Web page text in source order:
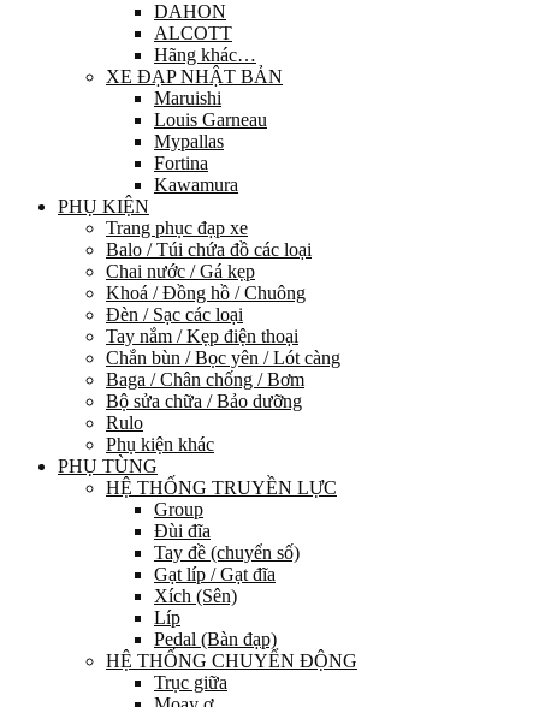
DAHON
ALCOTT
Hãng khác…
XE ĐẠP NHẬT BẢN
Maruishi
Louis Garneau
Mypallas
Fortina
Kawamura
PHỤ KIỆN
Trang phục đạp xe
Balo / Túi chứa đồ các loại
Chai nước / Gá kẹp
Khoá / Đồng hồ / Chuông
Đèn / Sạc các loại
Tay nắm / Kẹp điện thoại
Chắn bùn / Bọc yên / Lót càng
Baga / Chân chống / Bơm
Bộ sửa chữa / Bảo dưỡng
Rulo
Phụ kiện khác
PHỤ TÙNG
HỆ THỐNG TRUYỀN LỰC
Group
Đùi đĩa
Tay đề (chuyển số)
Gạt líp / Gạt đĩa
Xích (Sên)
Líp
Pedal (Bàn đạp)
HỆ THỐNG CHUYỂN ĐỘNG
Trục giữa